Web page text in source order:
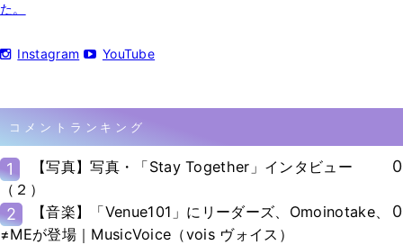
た。
Instagram YouTube
コメントランキング
1
【写真】写真・「Stay Together」インタビュー
（２）
0
2
【音楽】「Venue101」にリーダーズ、Omoinotake、
≠MEが登場｜MusicVoice（vois ヴォイス）
0